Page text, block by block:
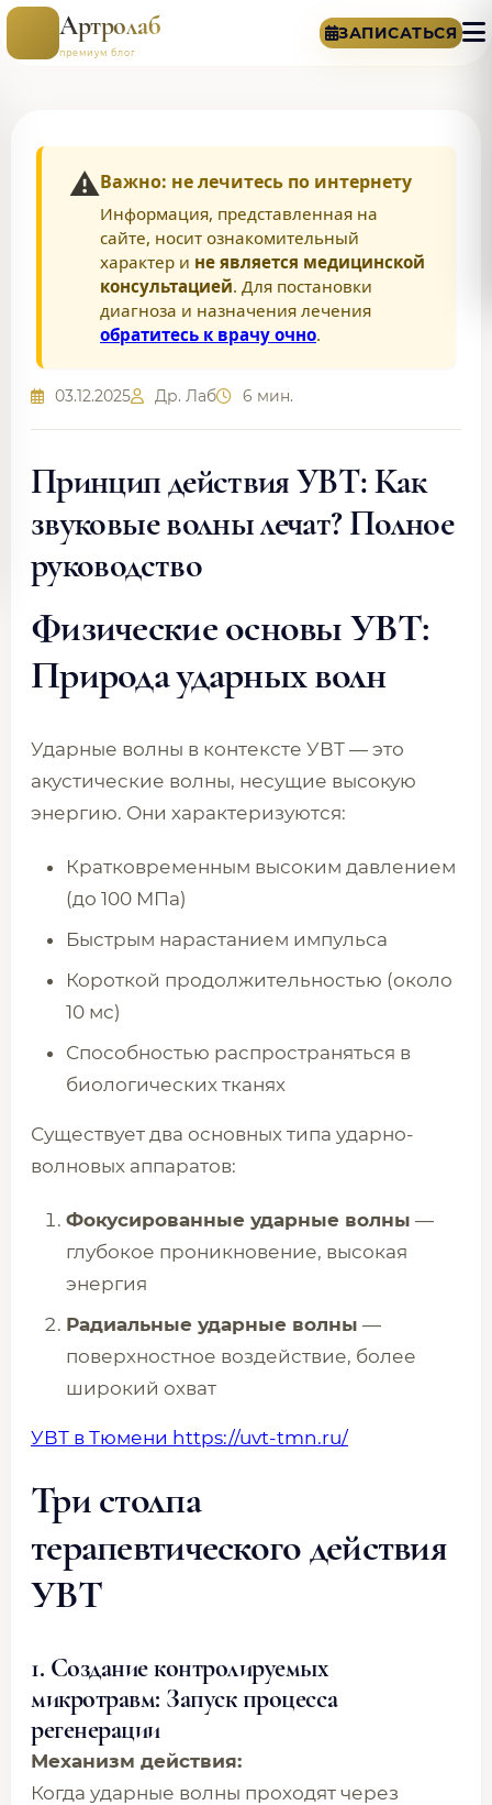
Артролаб
премиум блог
ЗАПИСАТЬСЯ
⚠️Важно: не лечитесь по интернету
Информация, представленная на
сайте, носит ознакомительный
характер и не является медицинской
консультацией. Для постановки
диагноза и назначения лечения
обратитесь к врачу очно.
03.12.2025 Др. Лаб 6 мин.
Принцип действия УВТ: Как
звуковые волны лечат? Полное
руководство
Физические основы УВТ:
Природа ударных волн
Ударные волны в контексте УВТ — это
акустические волны, несущие высокую
энергию. Они характеризуются:
Кратковременным высоким давлением
(до 100 МПа)
Быстрым нарастанием импульса
Короткой продолжительностью (около
10 мс)
Способностью распространяться в
биологических тканях
Существует два основных типа ударно-
волновых аппаратов:
Фокусированные ударные волны —
глубокое проникновение, высокая
энергия
Радиальные ударные волны —
поверхностное воздействие, более
широкий охват
УВТ в Тюмени https://uvt-tmn.ru/
Три столпа
терапевтического действия
УВТ
1. Создание контролируемых
микротравм: Запуск процесса
регенерации
Механизм действия:
Когда ударные волны проходят через